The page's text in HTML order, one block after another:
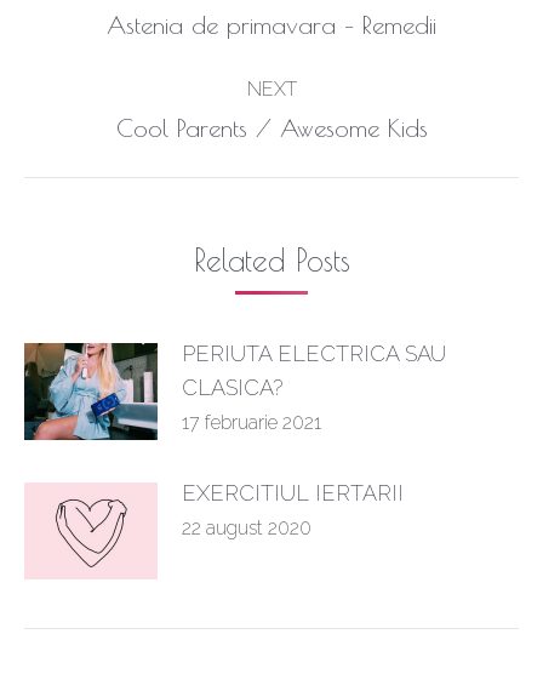
navigation
Previous
Astenia de primavara – Remedii
NEXT
Next
Cool Parents / Awesome Kids
Related Posts
PERIUTA ELECTRICA SAU
CLASICA?
17 februarie 2021
EXERCITIUL IERTARII
22 august 2020